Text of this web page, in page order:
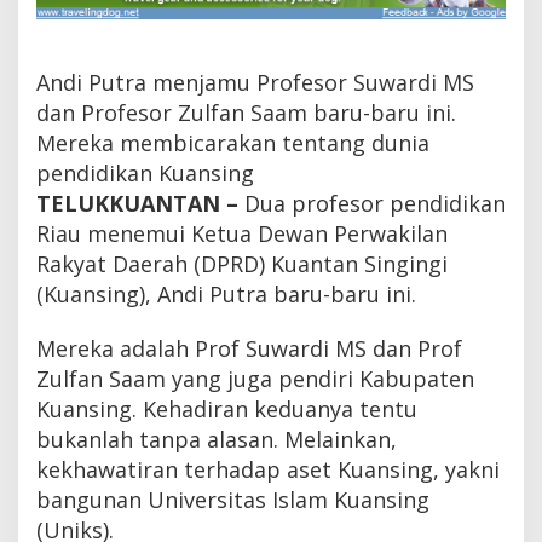
n
d
i
a
T
e
m
i
K
t
u
a
D
P
R
D
u
Andi Putra menjamu Profesor Suwardi MS
dan Profesor Zulfan Saam baru-baru ini.
Mereka membicarakan tentang dunia
pendidikan Kuansing
TELUKKUANTAN – Dua profesor pendidikan
Riau menemui Ketua Dewan Perwakilan
Rakyat Daerah (DPRD) Kuantan Singingi
(Kuansing), Andi Putra baru-baru ini.
Mereka adalah Prof Suwardi MS dan Prof
Zulfan Saam yang juga pendiri Kabupaten
Kuansing. Kehadiran keduanya tentu
bukanlah tanpa alasan. Melainkan,
kekhawatiran terhadap aset Kuansing, yakni
bangunan Universitas Islam Kuansing
(Uniks).